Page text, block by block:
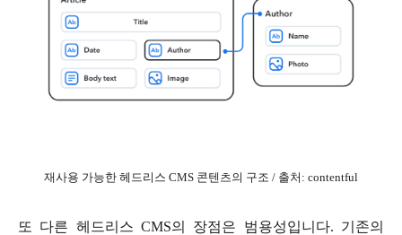
재사용 가능한 헤드리스 CMS 콘텐츠의 구조 / 출처: contentful
또 다른 헤드리스 CMS의 장점은 범용성입니다. 기존의